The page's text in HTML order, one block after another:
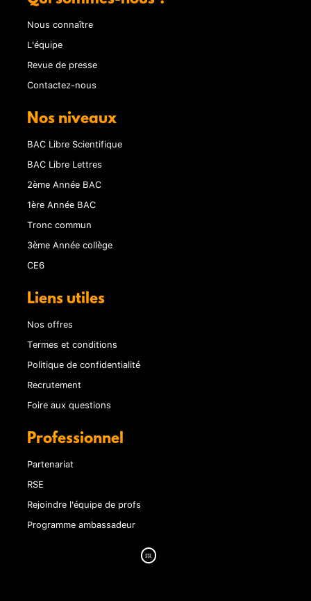
Nous connaître
L'équipe
Revue de presse
Contactez-nous
Nos niveaux
BAC Libre Scientifique
BAC Libre Lettres
2ème Année BAC
1ère Année BAC
Tronc commun
3ème Année collège
CE6
Liens utiles
Nos offres
Termes et conditions
Politique de confidentialité
Recrutement
Foire aux questions
Professionnel
Partenariat
RSE
Rejoindre l'équipe de profs
Programme ambassadeur